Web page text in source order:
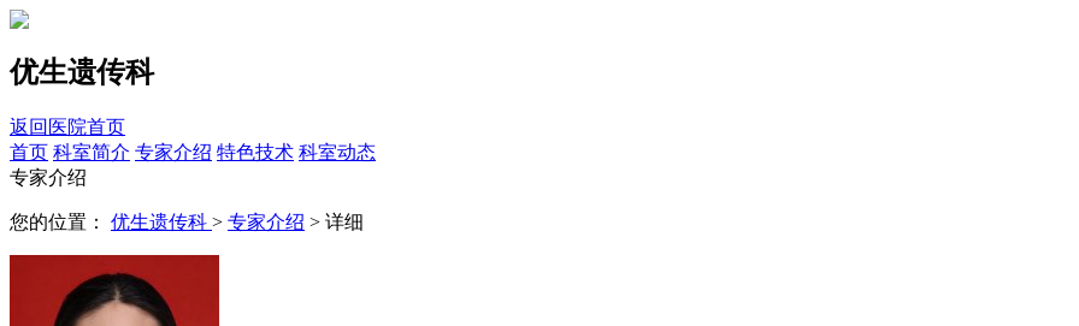
优生遗传科
返回医院首页
首页 科室简介 专家介绍 特色技术 科室动态
专家介绍
您的位置： 优生遗传科 > 专家介绍 > 详细